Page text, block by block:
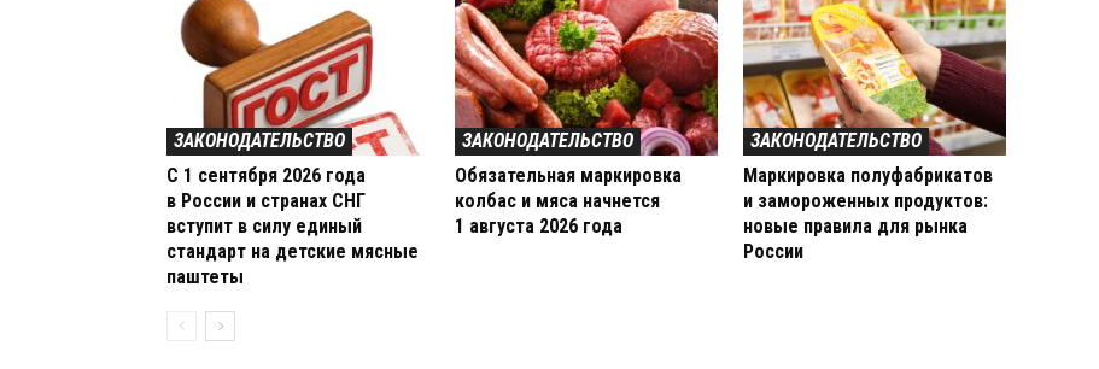
ЗАКОНОДАТЕЛЬСТВО
С 1 сентября 2026 года
в России и странах СНГ
вступит в силу единый
стандарт на детские мясные
паштеты
ЗАКОНОДАТЕЛЬСТВО
Обязательная маркировка
колбас и мяса начнется
1 августа 2026 года
ЗАКОНОДАТЕЛЬСТВО
Маркировка полуфабрикатов
и замороженных продуктов:
новые правила для рынка
России